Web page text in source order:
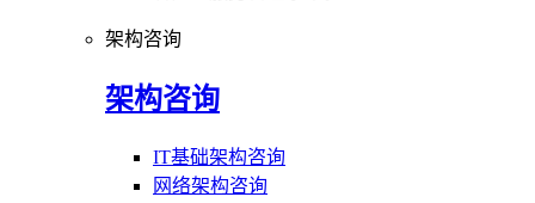
架构咨询
架构咨询
IT基础架构咨询
网络架构咨询